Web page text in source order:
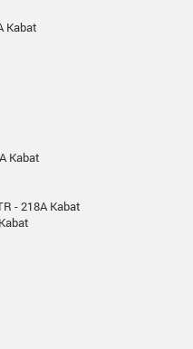
Kabat
Kabat
- 218A Kabat